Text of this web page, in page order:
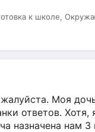
к школе,
Моя
ответов.
назначена нам